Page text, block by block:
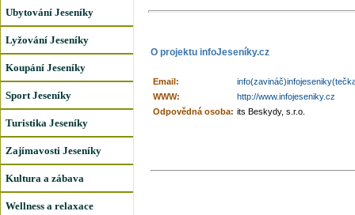
Ubytování Jeseníky
Lyžování Jeseníky
Koupání Jeseníky
Sport Jeseníky
Turistika Jeseníky
Zajímavosti Jeseníky
Kultura a zábava
Wellness a relaxace
O projektu infoJeseníky.cz
Email:
WWW:
http://www.infojeseniky.cz
Odpovědná osoba: its Beskydy, s.r.o.